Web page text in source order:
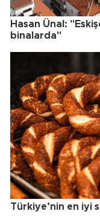
Hasan Ünal:
binalarda"
Türkiye’nin en iyi